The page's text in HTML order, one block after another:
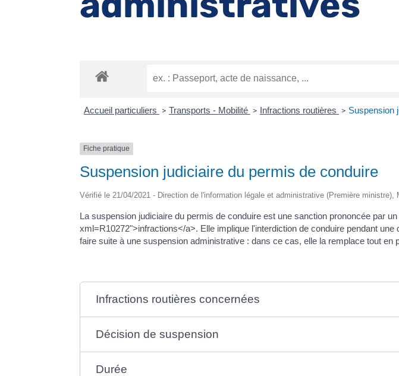
Accueil particuliers > Transports - Mobilité > Infractions routières > Suspension
Fiche pratique
Suspension judiciaire du permis de conduire
Vérifié le 21/04/2021 - Direction de l'information légale et administrative (Première ministre),
La suspension judiciaire du permis de conduire est une sanction prononcée par
xml=R10272">infractions</a>. Elle implique l'interdiction de conduire pendant
faire suite à une suspension administrative : dans ce cas, elle la remplace tout en
Infractions routières concernées
Décision de suspension
Durée